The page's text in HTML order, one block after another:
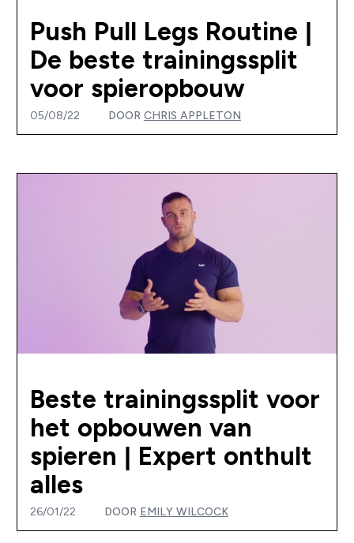
Push Pull Legs Routine |
De beste trainingssplit
voor spieropbouw
05/08/22 DOOR CHRIS APPLETON
Beste trainingssplit voor
het opbouwen van
spieren | Expert onthult
alles
26/01/22 DOOR EMILY WILCOCK